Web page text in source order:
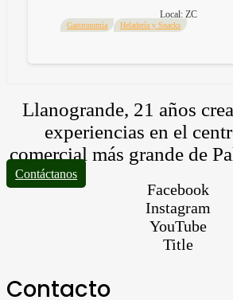
Local: ZC
Gastronomía Heladería y Snacks
Llanogrande, 21 años
experiencias en el
comercial más grande de
Contáctanos
Facebook
Instagram
YouTube
Title
Contacto